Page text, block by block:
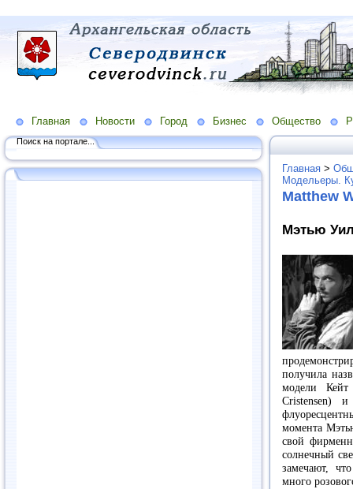
Главная Новости Город Бизнес Общество
Поиск на портале...
Главная >
Модельеры.
Matthew
Мэтью
получила
модели
Cristensen)
момента
свой
солнечный
замечают,
много